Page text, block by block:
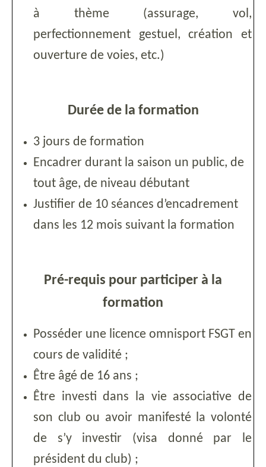
à thème (assurage, vol,
perfectionnement gestuel, création et
ouverture de voies, etc.)
Durée de la formation
3 jours de formation
Encadrer durant la saison un public, de
tout âge, de niveau débutant
Justifier de 10 séances d’encadrement
dans les 12 mois suivant la formation
Pré-requis pour participer à la
formation
Posséder une licence omnisport FSGT en
cours de validité ;
Être âgé de 16 ans ;
Être investi dans la vie associative de
son club ou avoir manifesté la volonté
de s’y investir (visa donné par le
président du club) ;